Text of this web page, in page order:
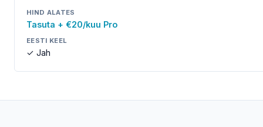
HIND ALATES
Tasuta + €20/kuu Pro
EESTI KEEL
✓ Jah